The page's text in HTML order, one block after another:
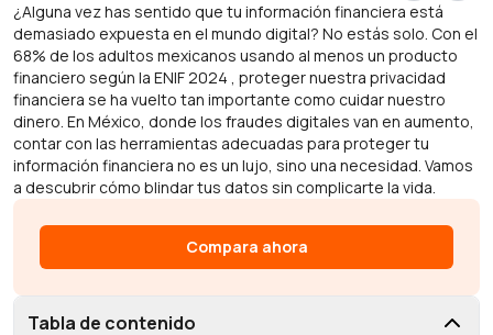
¿Alguna vez has sentido que tu información financiera está
demasiado expuesta en el mundo digital? No estás solo. Con el
68% de los adultos mexicanos usando al menos un producto
financiero según la ENIF 2024 , proteger nuestra privacidad
financiera se ha vuelto tan importante como cuidar nuestro
dinero. En México, donde los fraudes digitales van en aumento,
contar con las herramientas adecuadas para proteger tu
información financiera no es un lujo, sino una necesidad. Vamos
a descubrir cómo blindar tus datos sin complicarte la vida.
Compara ahora
Tabla de contenido